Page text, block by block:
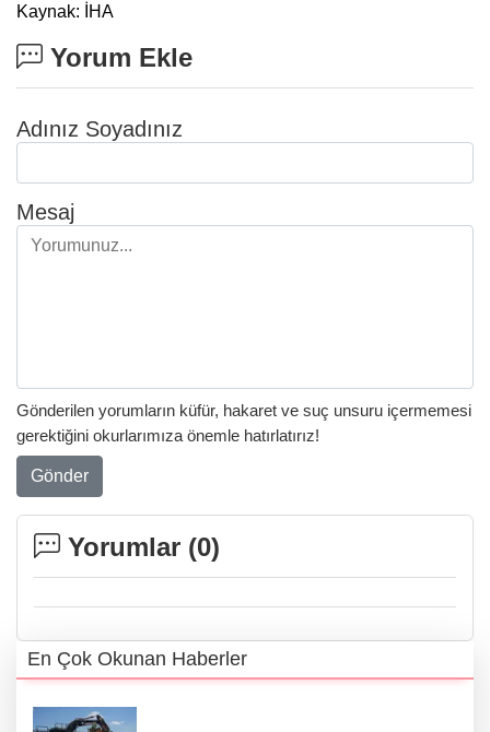
Kaynak: İHA
Yorum Ekle
Adınız Soyadınız
Mesaj
Gönderilen yorumların küfür, hakaret ve suç unsuru içermemesi
gerektiğini okurlarımıza önemle hatırlatırız!
Gönder
Yorumlar (0)
En Çok Okunan Haberler